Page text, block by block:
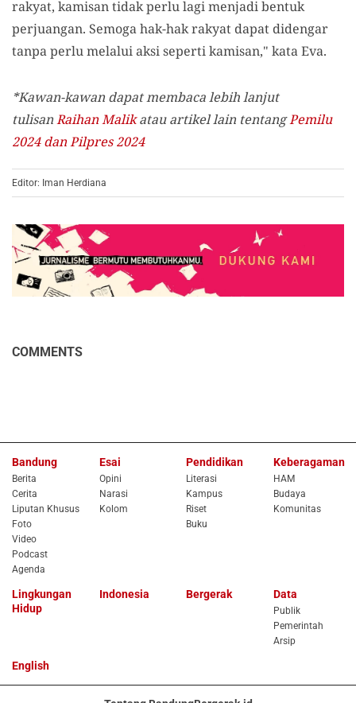
rakyat, kamisan tidak perlu lagi menjadi bentuk
perjuangan. Semoga hak-hak rakyat dapat didengar
tanpa perlu melalui aksi seperti kamisan," kata Eva.
*Kawan-kawan dapat membaca lebih lanjut
tulisanRaihan Malikatau artikel lain tentangPemilu
2024 dan Pilpres 2024
Editor: Iman Herdiana
COMMENTS
Bandung
Berita
Cerita
Liputan Khusus
Foto
Video
Podcast
Agenda
Esai
Opini
Narasi
Kolom
Pendidikan
Literasi
Kampus
Riset
Buku
Keberagaman
HAM
Budaya
Komunitas
Lingkungan
Hidup
Indonesia Bergerak Data
Publik
Pemerintah
Arsip
English